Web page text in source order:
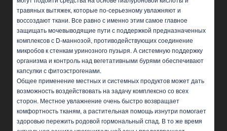
травяных вытяжек, которые по-серьезному увлажняют и
воссоздают ткани. Все равно с именно этим самое главное
защищать мочевыводящие пути с поддержкой предназначенных
комплексов с D-маннозой, противодействующих соединение
микробов к стенкам уринозного пузыря. А системную поддержку
организма и контроль над вегетативными бурями обеспечивают
капсулки с фитоэстрогенами.
Общее применение местных и системных продуктов может дать
возможность воздействовать на задачу комплексно со всех
сторон. Местное увлажнение очень быстро возвращает
комфортность тканям, а растительная помощь изнутри помогает
здоровью пережить родовой гормональный спад. В то же время